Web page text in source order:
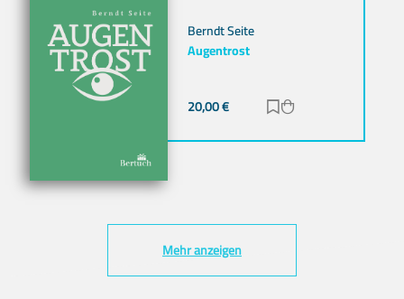
Berndt Seite
Augentrost
20,00€ Zur Merkliste
Mehr anzeigen